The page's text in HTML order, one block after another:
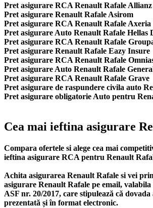
Pret asigurare RCA Renault Rafale
Pret asigurare Renault Rafale Asirom
Pret asigurare RCA Renault Rafale
Pret asigurare Auto Renault Rafale Hellas
Pret asigurare RCA Renault Rafale
Pret asigurare Renault Rafale Eazy Insure
Pret asigurare RCA Renault Rafale
Pret asigurare Auto Renault Rafale
Pret asigurare RCA Renault Rafale Grave
Pret asigurare de raspundere civila auto
Pret asigurare obligatorie Auto pentru
Cea mai ieftina asigurare
Compara ofertele si alege cea mai
ieftina asigurare RCA pentru Renault
Achita asigurarea Renault Rafale si vei
asigurare Renault Rafale pe email,
ASF nr. 20/2017, care stipulează că
prezentată și în format electronic.